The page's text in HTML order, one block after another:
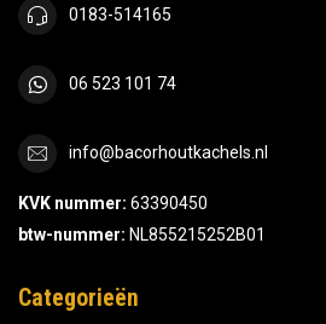
0183-514165
06 523 101 74
info@bacorhoutkachels.nl
KVK nummer: 63390450
btw-nummer: NL855215252B01
Categorieën